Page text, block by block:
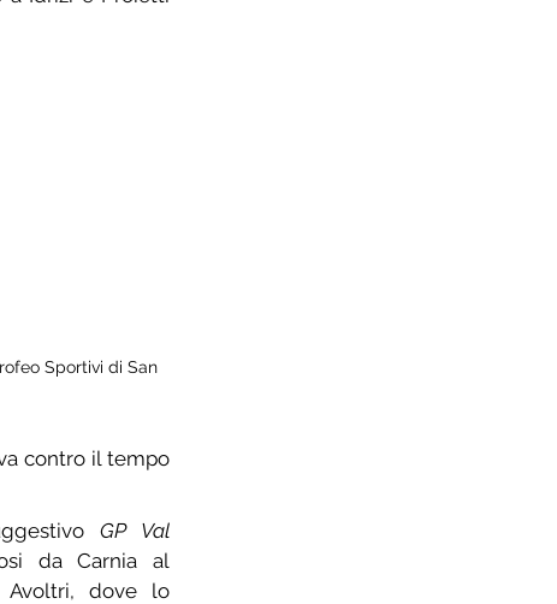
Sportivi di San
contro il tempo
GP Val
da Carnia al
dove lo